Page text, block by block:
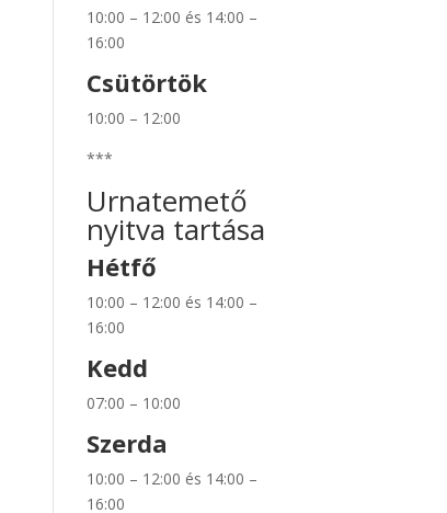
10:00 – 12:00 és 14:00 –
16:00
Csütörtök
10:00 – 12:00
***
Urnatemető
nyitva tartása
Hétfő
10:00 – 12:00 és 14:00 –
16:00
Kedd
07:00 – 10:00
Szerda
10:00 – 12:00 és 14:00 –
16:00